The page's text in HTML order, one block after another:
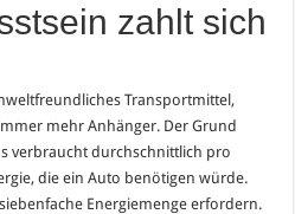
zahlt sich
Transportmittel,
mehr Anhänger. Der Grund
verbraucht durchschnittlich pro
die ein Auto benötigen würde.
Energiemenge erfordern.